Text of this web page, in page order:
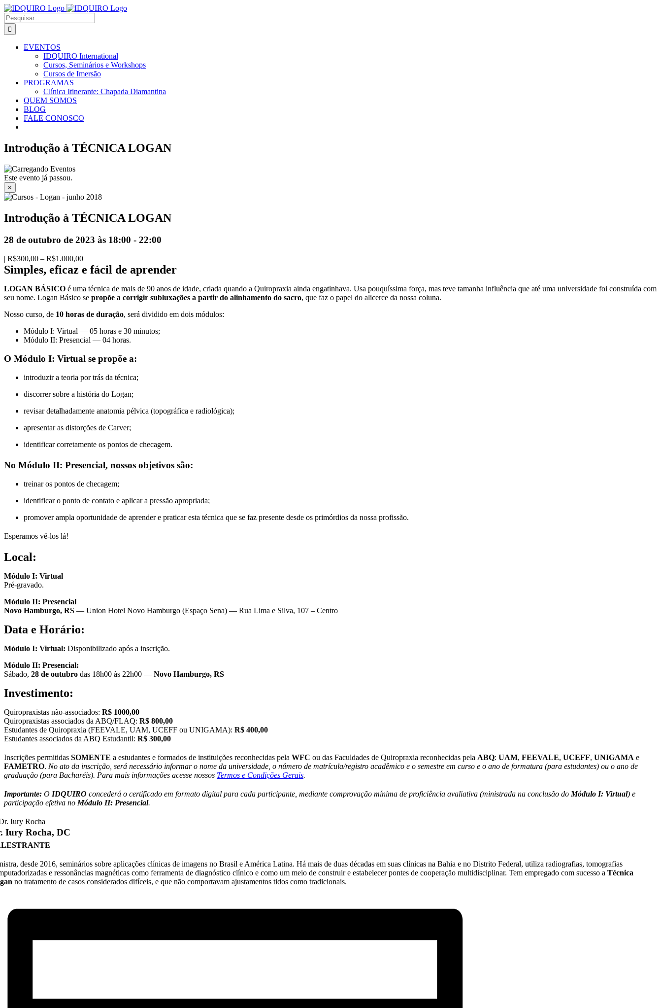
Ir
para
o
conteúdo
Facebook
Instagram
X
LinkedIn
E-
mail
Buscar
resultados
para:
EVENTOS
IDQUIRO International
Cursos, Seminários e Workshops
Cursos de Imersão
PROGRAMAS
Clínica Itinerante: Chapada Diamantina
QUEM SOMOS
BLOG
FALE CONOSCO
Introdução à TÉCNICA LOGAN
Este evento já passou.
×
Introdução à TÉCNICA LOGAN
28 de outubro de 2023 às 18:00 - 22:00
| R$300,00 – R$1.000,00
Simples, eficaz e fácil de aprender
LOGAN BÁSICO é uma técnica de mais de 90 anos de idade, criada quando a Quiropraxia ainda engatinhava. Usa pouquíssima força, mas teve tamanha influência que até uma universidade foi construída com
seu nome. Logan Básico se propõe a corrigir subluxações a partir do alinhamento do sacro, que faz o papel do alicerce da nossa coluna.
Nosso curso, de 10 horas de duração, será dividido em dois módulos:
Módulo I: Virtual — 05 horas e 30 minutos;
Módulo II: Presencial — 04 horas.
O Módulo I: Virtual se propõe a:
introduzir a teoria por trás da técnica;
discorrer sobre a história do Logan;
revisar detalhadamente anatomia pélvica (topográfica e radiológica);
apresentar as distorções de Carver;
identificar corretamente os pontos de checagem.
No Módulo II: Presencial, nossos objetivos são:
treinar os pontos de checagem;
identificar o ponto de contato e aplicar a pressão apropriada;
promover ampla oportunidade de aprender e praticar esta técnica que se faz presente desde os primórdios da nossa profissão.
Esperamos vê-los lá!
Local:
Módulo I: Virtual
Pré-gravado.
Módulo II: Presencial
Novo Hamburgo, RS — Union Hotel Novo Hamburgo (Espaço Sena) — Rua Lima e Silva, 107 – Centro
Data e Horário:
Módulo I: Virtual: Disponibilizado após a inscrição.
Módulo II: Presencial:
Sábado, 28 de outubro das 18h00 às 22h00 — Novo Hamburgo, RS
Investimento:
Quiropraxistas não-associados: R$ 1000,00
Quiropraxistas associados da ABQ/FLAQ: R$ 800,00
Estudantes de Quiropraxia (FEEVALE, UAM, UCEFF ou UNIGAMA): R$ 400,00
Estudantes associados da ABQ Estudantil: R$ 300,00
Inscrições permitidas SOMENTE a estudantes e formados de instituições reconhecidas pela WFC ou das Faculdades de Quiropraxia reconhecidas pela ABQ: UAM, FEEVALE, UCEFF, UNIGAMA e
FAMETRO. No ato da inscrição, será necessário informar o nome da universidade, o número de matrícula/registro acadêmico e o semestre em curso e o ano de formatura (para estudantes) ou o ano de
graduação (para Bacharéis). Para mais informações acesse nossos Termos e Condições Gerais.
Importante: O IDQUIRO concederá o certificado em formato digital para cada participante, mediante comprovação mínima de proficiência avaliativa (ministrada na conclusão do Módulo I: Virtual) e
participação efetiva no Módulo II: Presencial.
Iury Rocha, DC
desde 2016, seminários sobre aplicações clínicas de imagens no Brasil e América Latina. Há mais de duas décadas em suas clínicas na Bahia e no Distrito Federal, utiliza radiografias, tomografias
e ressonâncias magnéticas como ferramenta de diagnóstico clínico e como um meio de construir e estabelecer pontes de cooperação multidisciplinar. Tem empregado com sucesso aTécnica
no tratamento de casos considerados difíceis, e que não comportavam ajustamentos tidos como tradicionais.